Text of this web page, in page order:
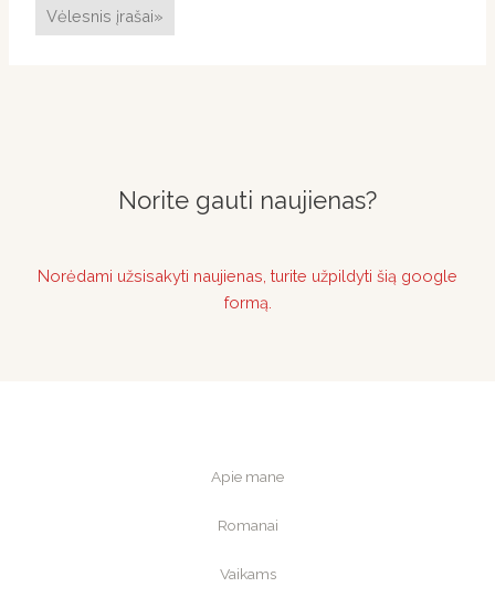
Vėlesnis įrašai»
Norite gauti naujienas?
Norėdami užsisakyti naujienas, turite užpildyti šią google
formą.
Apie mane
Romanai
Vaikams